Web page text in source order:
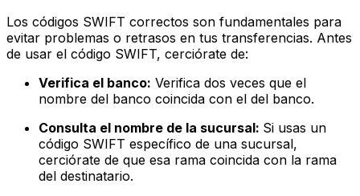
Los códigos SWIFT correctos son fundamentales para
evitar problemas o retrasos en tus transferencias. Antes
de usar el código SWIFT, cerciórate de:
Verifica el banco: Verifica dos veces que el
nombre del banco coincida con el del banco.
Consulta el nombre de la sucursal: Si usas un
código SWIFT específico de una sucursal,
cerciórate de que esa rama coincida con la rama
del destinatario.